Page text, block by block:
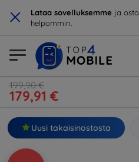
× Lataa sovelluksemme ja osta
helpommin.
199,90 €
179,91 €
Uusi takaisinostosta